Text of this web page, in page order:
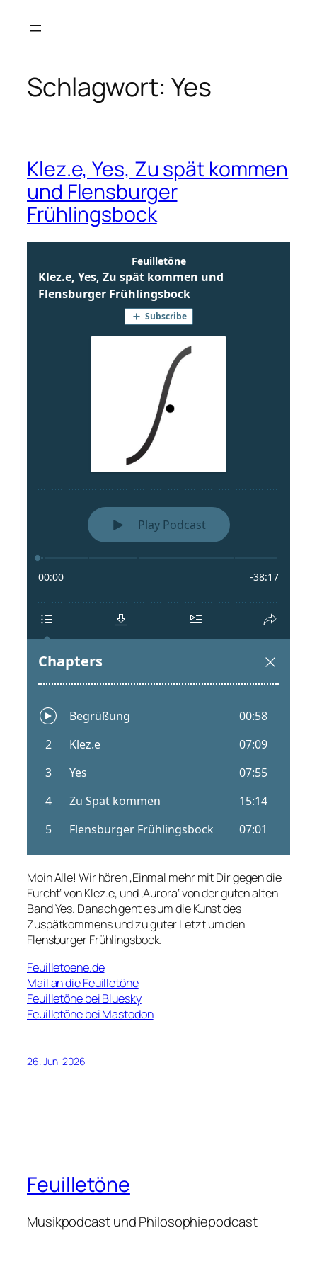
Inhalt
Schlagwort: Yes
Klez.e, Yes, Zu spät kommen
und Flensburger
Frühlingsbock
Moin Alle! Wir hören ‚Einmal mehr mit Dir gegen die
Furcht‘ von Klez.e, und ‚Aurora‘ von der guten alten
Band Yes. Danach geht es um die Kunst des
Zuspätkommens und zu guter Letzt um den
Flensburger Frühlingsbock.
Feuilletoene.de
Mail an die Feuilletöne
Feuilletöne bei Bluesky
Feuilletöne bei Mastodon
26. Juni 2026
Feuilletöne
Musikpodcast und Philosophiepodcast